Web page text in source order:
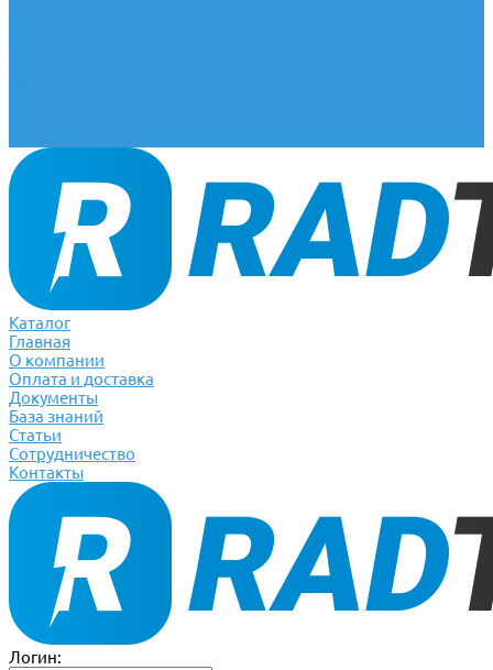
Каталог
Главная
О компании
Оплата и доставка
Документы
База знаний
Статьи
Сотрудничество
Контакты
Логин: